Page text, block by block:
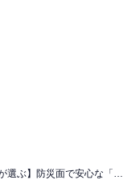
【千葉県民が選ぶ】防災面で安心な「住みここち」ランキング！ 2位「千葉ニュータウン中央」、1位は？